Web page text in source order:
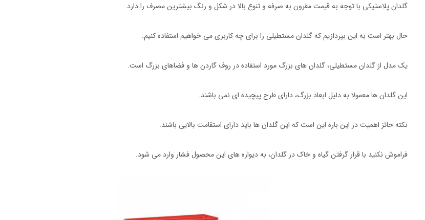
گلدان پلاستیکی با توجه به قیمت مقرون به صرفه و تنوع بالا در شکل و رنگ بیشترین مصرف را دارد.
حال بهتر است به این بپردازیم که گلدان مستطیلی را برای چه کاربری می خواهیم استفاده کنیم.
یک مدل از گلدان مستطیلی، گلدان های بزرگ مورد استفاده در روف گاردن ها و فضاهای بزرگ است.
این گلدان ها معمولا به دلیل ابعاد بزرگ، دارای طرح پیچیده ای نمی باشند.
نکته حائز اهمیت در این باره این است که این گلدان ها باید دارای استقامت بالایی باشند.
فراموش نکنید با قرار گرفتن گیاه و خاک در گلدان، به دیواره های این محصول فشار وارد می شود.